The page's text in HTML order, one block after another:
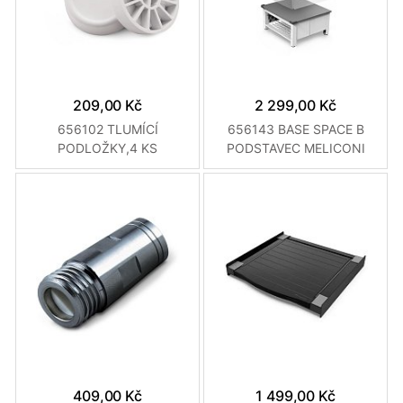
209,00 Kč
656102 TLUMÍCÍ
PODLOŽKY,4 KS
MELICONI
2 299,00 Kč
656143 BASE SPACE B
PODSTAVEC MELICONI
409,00 Kč 1 499,00 Kč